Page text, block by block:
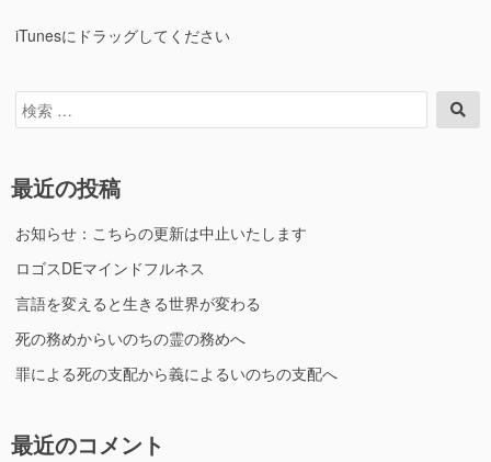
iTunesにドラッグしてください
検
索
索
最近の投稿
お知らせ：こちらの更新は中止いたします
ロゴスDEマインドフルネス
言語を変えると生きる世界が変わる
死の務めからいのちの霊の務めへ
罪による死の支配から義によるいのちの支配へ
最近のコメント